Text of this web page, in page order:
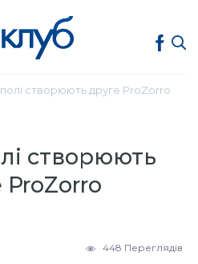
створюють друге ProZorro
створюють
ProZorro
448 Переглядів